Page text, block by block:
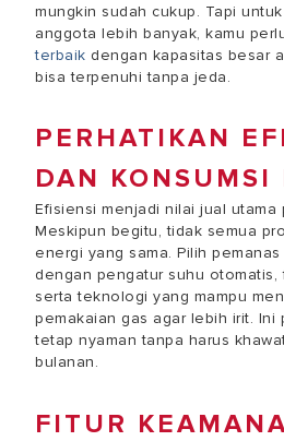
mungkin sudah cukup. Tapi
anggota lebih banyak, kamu
terbaik dengan kapasitas besar
bisa terpenuhi tanpa jeda.
PERHATIKAN
DAN KONSUMSI
Efisiensi menjadi nilai jual utama
Meskipun begitu, tidak semua
energi yang sama. Pilih
dengan pengatur suhu
serta teknologi yang mampu
pemakaian gas agar lebih irit. Ini
tetap nyaman tanpa harus
bulanan.
FITUR